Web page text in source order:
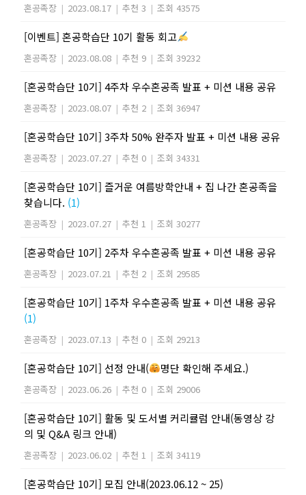
혼공족장 | 2023.08.17 | 추천 3 | 조회 43575
[이벤트] 혼공학습단 10기 활동 회고
혼공족장 | 2023.08.08 | 추천 9 | 조회 39232
[혼공학습단 10기] 4주차 우수혼공족 발표 + 미션 내용 공유
혼공족장 | 2023.08.07 | 추천 2 | 조회 36947
[혼공학습단 10기] 3주차 50% 완주자 발표 + 미션 내용 공유
혼공족장 | 2023.07.27 | 추천 0 | 조회 34331
[혼공학습단 10기] 즐거운 여름방학안내 + 집 나간 혼공족을
찾습니다. (1)
혼공족장 | 2023.07.27 | 추천 1 | 조회 30277
[혼공학습단 10기] 2주차 우수혼공족 발표 + 미션 내용 공유
혼공족장 | 2023.07.21 | 추천 2 | 조회 29585
[혼공학습단 10기] 1주차 우수혼공족 발표 + 미션 내용 공유
(1)
혼공족장 | 2023.07.13 | 추천 0 | 조회 29213
[혼공학습단 10기] 선정 안내( 명단 확인해 주세요.)
혼공족장 | 2023.06.26 | 추천 0 | 조회 29006
[혼공학습단 10기] 활동 및 도서별 커리큘럼 안내(동영상 강
의 및 Q&A 링크 안내)
혼공족장 | 2023.06.02 | 추천 1 | 조회 34119
[혼공학습단 10기] 모집 안내(2023.06.12 ~ 25)